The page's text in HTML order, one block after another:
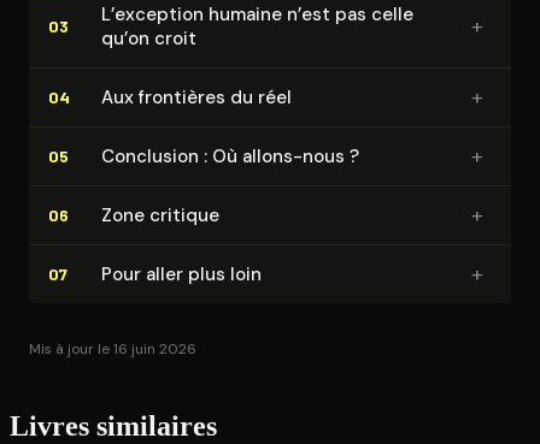
03
L’exception humaine n’est pas celle
qu’on croit
+
04 Aux frontières du réel +
05 Conclusion : Où allons-nous ? +
06 Zone critique +
07 Pour aller plus loin +
Mis à jour le 16 juin 2026
Livres similaires